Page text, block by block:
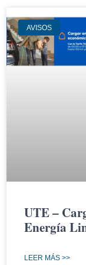
AVISOS
UTE –
Energía
LEER MÁS >>